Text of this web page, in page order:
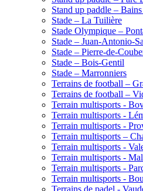
Stand up paddle –
Stade – La Tuilière
Stade Olympique –
Stade – Juan-Antonio-
Stade – Pierre-de-
Stade – Bois-Gentil
Stade – Marronniers
Terrains de football –
Terrains de football –
Terrain multisports -
Terrain multisports -
Terrain multisports -
Terrain multisports –
Terrain multisports -
Terrain multisports -
Terrain multisports -
Terrain multisports -
Terrains de padel -